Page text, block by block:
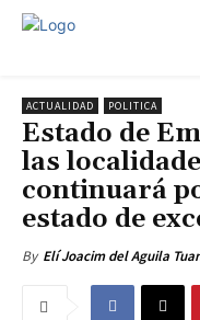
ACTUALIDAD POLITICA
Estado de
las
continuará
estado de
By Elí Joacim del Aguila